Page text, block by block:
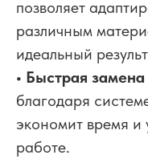
позволяет
различным
идеальный
• Быстрая
благодаря
экономит время и
работе.